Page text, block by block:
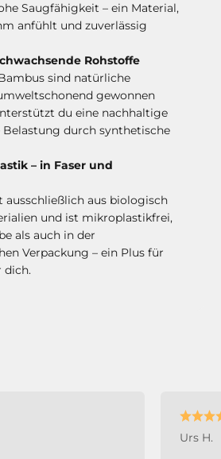
Saugfähigkeit – ein Material,
anfühlt und zuverlässig
Rohstoffe
sind natürliche
gewonnen
du eine nachhaltige
durch synthetische
– in Faser und
ausschließlich aus biologisch
und ist mikroplastikfrei,
als auch in der
Verpackung – ein Plus für
dich.
Urs H.